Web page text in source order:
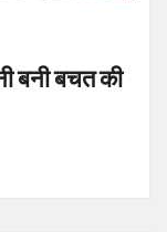
बनी बचत की